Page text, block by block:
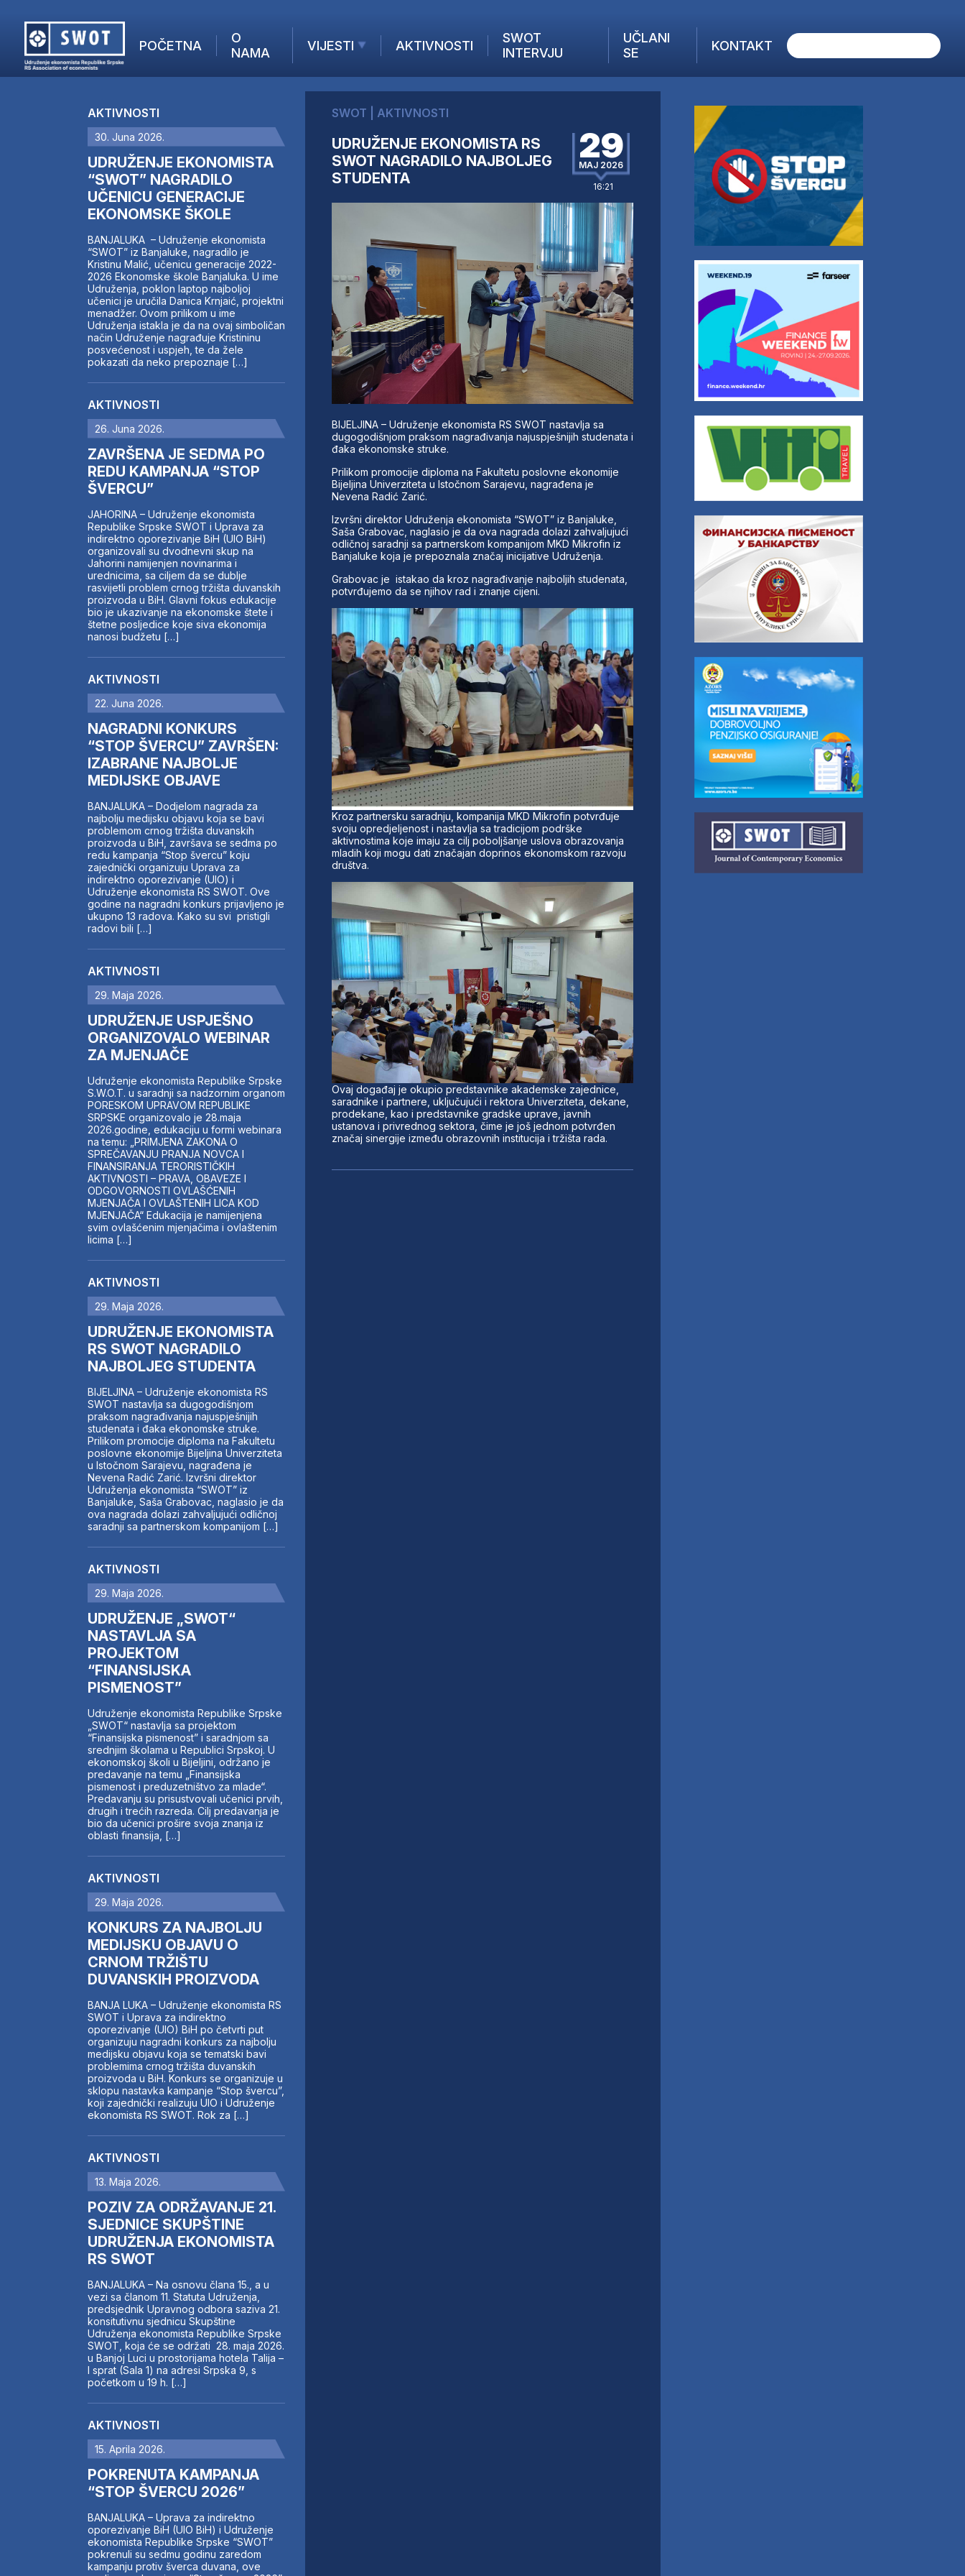
POČETNA
O
NAMA
VIJESTI
AKTUELNO
KOMPANIJE
FINANSIJE
IZ STRANIH MEDIJA
AKTIVNOSTI
SWOT
INTERVJU
UČLANI
SE
KONTAKT
AKTUELNO
ANALIZE
KOMPANIJE
FINANSIJE
IZ STRANIH MEDIJA
AKTIVNOSTI
SWOT INTERVJU
UČLANI SE
KONTAKT
AKTIVNOSTI
30. Juna 2026.
UDRUŽENJE EKONOMISTA
“SWOT” NAGRADILO
UČENICU GENERACIJE
EKONOMSKE ŠKOLE
BANJALUKA – Udruženje ekonomista
“SWOT” iz Banjaluke, nagradilo je
Kristinu Malić, učenicu generacije 2022-
2026 Ekonomske škole Banjaluka. U ime
Udruženja, poklon laptop najboljoj
učenici je uručila Danica Krnjaić, projektni
menadžer. Ovom prilikom u ime
Udruženja istakla je da na ovaj simboličan
način Udruženje nagrađuje Kristininu
posvećenost i uspjeh, te da žele
pokazati da neko prepoznaje […]
AKTIVNOSTI
26. Juna 2026.
ZAVRŠENA JE SEDMA PO
REDU KAMPANJA “STOP
ŠVERCU”
JAHORINA – Udruženje ekonomista
Republike Srpske SWOT i Uprava za
indirektno oporezivanje BiH (UIO BiH)
organizovali su dvodnevni skup na
Jahorini namijenjen novinarima i
urednicima, sa ciljem da se dublje
rasvijetli problem crnog tržišta duvanskih
proizvoda u BiH. Glavni fokus edukacije
bio je ukazivanje na ekonomske štete i
štetne posljedice koje siva ekonomija
nanosi budžetu […]
AKTIVNOSTI
22. Juna 2026.
NAGRADNI KONKURS
“STOP ŠVERCU” ZAVRŠEN:
IZABRANE NAJBOLJE
MEDIJSKE OBJAVE
BANJALUKA – Dodjelom nagrada za
najbolju medijsku objavu koja se bavi
problemom crnog tržišta duvanskih
proizvoda u BiH, završava se sedma po
redu kampanja “Stop švercu” koju
zajednički organizuju Uprava za
indirektno oporezivanje (UIO) i
Udruženje ekonomista RS SWOT. Ove
godine na nagradni konkurs prijavljeno je
ukupno 13 radova. Kako su svi pristigli
radovi bili […]
AKTIVNOSTI
29. Maja 2026.
UDRUŽENJE USPJEŠNO
ORGANIZOVALO WEBINAR
ZA MJENJAČE
Udruženje ekonomista Republike Srpske
S.W.O.T. u saradnji sa nadzornim organom
PORESKOM UPRAVOM REPUBLIKE
SRPSKE organizovalo je 28.maja
2026.godine, edukaciju u formi webinara
na temu: „PRIMJENA ZAKONA O
SPREČAVANJU PRANJA NOVCA I
FINANSIRANJA TERORISTIČKIH
AKTIVNOSTI – PRAVA, OBAVEZE I
ODGOVORNOSTI OVLAŠĆENIH
MJENJAČA I OVLAŠTENIH LICA KOD
MJENJAČA“ Edukacija je namijenjena
svim ovlašćenim mjenjačima i ovlaštenim
licima […]
AKTIVNOSTI
29. Maja 2026.
UDRUŽENJE EKONOMISTA
RS SWOT NAGRADILO
NAJBOLJEG STUDENTA
BIJELJINA – Udruženje ekonomista RS
SWOT nastavlja sa dugogodišnjom
praksom nagrađivanja najuspješnijih
studenata i đaka ekonomske struke.
Prilikom promocije diploma na Fakultetu
poslovne ekonomije Bijeljina Univerziteta
u Istočnom Sarajevu, nagrađena je
Nevena Radić Zarić. Izvršni direktor
Udruženja ekonomista “SWOT” iz
Banjaluke, Saša Grabovac, naglasio je da
ova nagrada dolazi zahvaljujući odličnoj
saradnji sa partnerskom kompanijom […]
AKTIVNOSTI
29. Maja 2026.
UDRUŽENJE „SWOT“
NASTAVLJA SA
PROJEKTOM
“FINANSIJSKA
PISMENOST”
Udruženje ekonomista Republike Srpske
„SWOT“ nastavlja sa projektom
“Finansijska pismenost” i saradnjom sa
srednjim školama u Republici Srpskoj. U
ekonomskoj školi u Bijeljini, održano je
predavanje na temu „Finansijska
pismenost i preduzetništvo za mlade“.
Predavanju su prisustvovali učenici prvih,
drugih i trećih razreda. Cilj predavanja je
bio da učenici prošire svoja znanja iz
oblasti finansija, […]
AKTIVNOSTI
29. Maja 2026.
KONKURS ZA NAJBOLJU
MEDIJSKU OBJAVU O
CRNOM TRŽIŠTU
DUVANSKIH PROIZVODA
BANJA LUKA – Udruženje ekonomista RS
SWOT i Uprava za indirektno
oporezivanje (UIO) BiH po četvrti put
organizuju nagradni konkurs za najbolju
medijsku objavu koja se tematski bavi
problemima crnog tržišta duvanskih
proizvoda u BiH. Konkurs se organizuje u
sklopu nastavka kampanje “Stop švercu”,
koji zajednički realizuju UIO i Udruženje
ekonomista RS SWOT. Rok za […]
AKTIVNOSTI
13. Maja 2026.
POZIV ZA ODRŽAVANJE 21.
SJEDNICE SKUPŠTINE
UDRUŽENJA EKONOMISTA
RS SWOT
BANJALUKA – Na osnovu člana 15., a u
vezi sa članom 11. Statuta Udruženja,
predsjednik Upravnog odbora saziva 21.
konsitutivnu sjednicu Skupštine
Udruženja ekonomista Republike Srpske
SWOT, koja će se održati 28. maja 2026.
u Banjoj Luci u prostorijama hotela Talija –
I sprat (Sala 1) na adresi Srpska 9, s
početkom u 19 h. […]
AKTIVNOSTI
15. Aprila 2026.
POKRENUTA KAMPANJA
“STOP ŠVERCU 2026”
BANJALUKA – Uprava za indirektno
oporezivanje BiH (UIO BiH) i Udruženje
ekonomista Republike Srpske “SWOT”
pokrenuli su sedmu godinu zaredom
kampanju protiv šverca duvana, ove
SWOT AKTIVNOSTI
UDRUŽENJE EKONOMISTA RS
SWOT NAGRADILO NAJBOLJEG
STUDENTA
29
MAJ 2026
16:21
BIJELJINA – Udruženje ekonomista RS SWOT nastavlja sa
dugogodišnjom praksom nagrađivanja najuspješnijih studenata i
đaka ekonomske struke.
Prilikom promocije diploma na Fakultetu poslovne ekonomije
Bijeljina Univerziteta u Istočnom Sarajevu, nagrađena je
Nevena Radić Zarić.
Izvršni direktor Udruženja ekonomista “SWOT” iz Banjaluke,
Saša Grabovac, naglasio je da ova nagrada dolazi zahvaljujući
odličnoj saradnji sa partnerskom kompanijom MKD Mikrofin iz
Banjaluke koja je prepoznala značaj inicijative Udruženja.
Grabovac je istakao da kroz nagrađivanje najboljih studenata,
potvrđujemo da se njihov rad i znanje cijeni.
Kroz partnersku saradnju, kompanija MKD Mikrofin potvrđuje
svoju opredjeljenost i nastavlja sa tradicijom podrške
aktivnostima koje imaju za cilj poboljšanje uslova obrazovanja
mladih koji mogu dati značajan doprinos ekonomskom razvoju
društva.
Ovaj događaj je okupio predstavnike akademske zajednice,
saradnike i partnere, uključujući i rektora Univerziteta, dekane,
prodekane, kao i predstavnike gradske uprave, javnih
ustanova i privrednog sektora, čime je još jednom potvrđen
značaj sinergije između obrazovnih institucija i tržišta rada.